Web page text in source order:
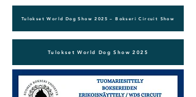
Tulokset World Dog Show 2025 – Bokseri Circuit Show
Tulokset World Dog Show 2025